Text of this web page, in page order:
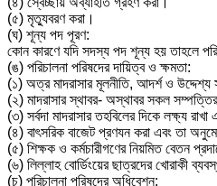
(৫) মৃত্যুবরণ করা।
(ঘ) শূন্য পদ পূরণ:
কোন কারণে যদি সদস্য পদ শূন্য হয় তাহলে
(ঙ) পরিচালনা পরিষদের দায়িত্ব ও ক্ষমতা:
(১) অত্র মাদরাসার মূলনীতি, আদর্শ ও উদ্দেশ্য
(২) মাদরাসার স্থাবর- অস্থাবর সকল সম্পত্তির
(৩) সর্বদা মাদরাসার তহবিলের দিকে লক্ষ্য
(৪) বাৎসরিক বাজেট প্রণযন করা এবং তা
(৫) শিক্ষক ও কর্মচারীগণের নিয়মিত বেতন
(৬) লিল্লাহ বোর্ডিংয়ের ছাত্রদের খোরাকী
(চ) পরিচালনা পরিষদের অধিবেশন: